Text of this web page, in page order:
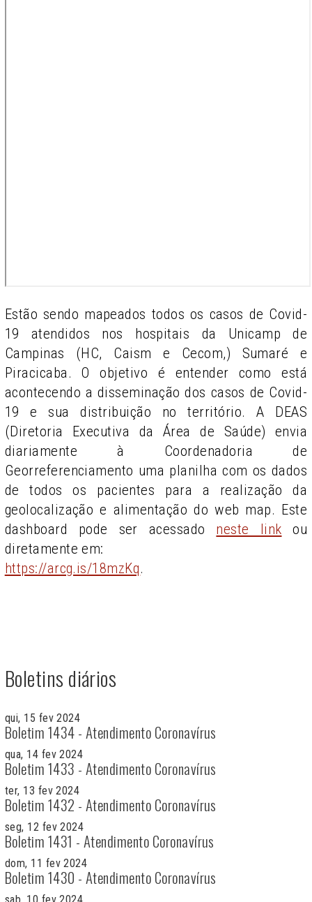
Estão sendo mapeados todos os casos de Covid-
19 atendidos nos hospitais da Unicamp de
Campinas (HC, Caism e Cecom,) Sumaré e
Piracicaba. O objetivo é entender como está
acontecendo a disseminação dos casos de Covid-
19 e sua distribuição no território. A DEAS
(Diretoria Executiva da Área de Saúde) envia
diariamente à Coordenadoria de
Georreferenciamento uma planilha com os dados
de todos os pacientes para a realização da
geolocalização e alimentação do web map. Este
dashboard pode ser acessado neste link ou
diretamente em:
https://arcg.is/18mzKq.
Boletins diários
qui, 15 fev 2024
Boletim 1434 - Atendimento Coronavírus
qua, 14 fev 2024
Boletim 1433 - Atendimento Coronavírus
ter, 13 fev 2024
Boletim 1432 - Atendimento Coronavírus
seg, 12 fev 2024
Boletim 1431 - Atendimento Coronavírus
dom, 11 fev 2024
Boletim 1430 - Atendimento Coronavírus
sab, 10 fev 2024